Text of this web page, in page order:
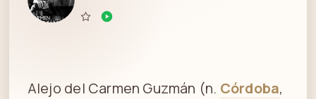
Alejo del Carmen Guzmán (n. Córdoba,